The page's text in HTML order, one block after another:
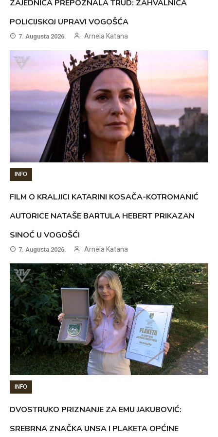
ZAJEDNICA PREPOZNALA TRUD: ZAHVALNICA
POLICIJSKOJ UPRAVI VOGOŠĆA
7. Augusta 2026. Arnela Katana
INFO
FILM O KRALJICI KATARINI KOSAČA-KOTROMANIĆ
AUTORICE NATAŠE BARTULA HEBERT PRIKAZAN
SINOĆ U VOGOŠĆI
7. Augusta 2026. Arnela Katana
INFO
DVOSTRUKO PRIZNANJE ZA EMU JAKUBOVIĆ:
SREBRNA ZNAČKA UNSA I PLAKETA OPĆINE